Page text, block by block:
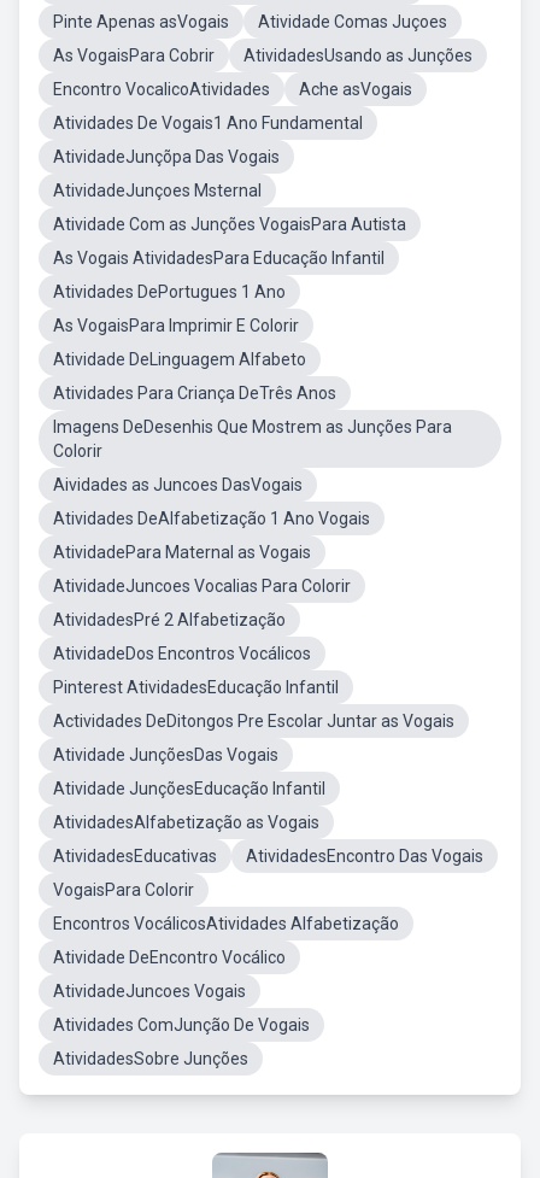
Pinte Apenas asVogais
Atividade Comas Juçoes
As VogaisPara Cobrir
AtividadesUsando as Junções
Encontro VocalicoAtividades
Ache asVogais
Atividades De Vogais1 Ano Fundamental
AtividadeJunçõpa Das Vogais
AtividadeJunçoes Msternal
Atividade Com as Junções VogaisPara Autista
As Vogais AtividadesPara Educação Infantil
Atividades DePortugues 1 Ano
As VogaisPara Imprimir E Colorir
Atividade DeLinguagem Alfabeto
Atividades Para Criança DeTrês Anos
Imagens DeDesenhis Que Mostrem as Junções Para
Colorir
Aividades as Juncoes DasVogais
Atividades DeAlfabetização 1 Ano Vogais
AtividadePara Maternal as Vogais
AtividadeJuncoes Vocalias Para Colorir
AtividadesPré 2 Alfabetização
AtividadeDos Encontros Vocálicos
Pinterest AtividadesEducação Infantil
Actividades DeDitongos Pre Escolar Juntar as Vogais
Atividade JunçõesDas Vogais
Atividade JunçõesEducação Infantil
AtividadesAlfabetização as Vogais
AtividadesEducativas
AtividadesEncontro Das Vogais
VogaisPara Colorir
Encontros VocálicosAtividades Alfabetização
Atividade DeEncontro Vocálico
AtividadeJuncoes Vogais
Atividades ComJunção De Vogais
AtividadesSobre Junções